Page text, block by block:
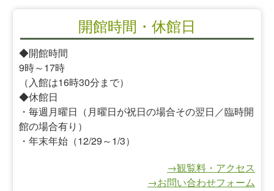
開館時間・休館日
◆開館時間
9時～17時
（入館は16時30分まで）
◆休館日
・毎週月曜日（月曜日が祝日の場合その翌日／臨時開
館の場合有り）
・年末年始（12/29～1/3）
→観覧料・アクセス
→お問い合わせフォーム